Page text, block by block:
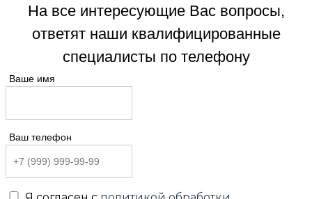
На все интересующие Вас вопросы,
ответят наши квалифицированные
специалисты по телефону
Ваше имя
Ваш телефон